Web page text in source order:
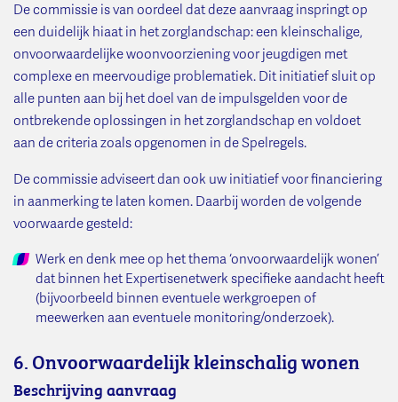
De commissie is van oordeel dat deze aanvraag inspringt op
een duidelijk hiaat in het zorglandschap: een kleinschalige,
onvoorwaardelijke woonvoorziening voor jeugdigen met
complexe en meervoudige problematiek. Dit initiatief sluit op
alle punten aan bij het doel van de impulsgelden voor de
ontbrekende oplossingen in het zorglandschap en voldoet
aan de criteria zoals opgenomen in de Spelregels.
De commissie adviseert dan ook uw initiatief voor financiering
in aanmerking te laten komen. Daarbij worden de volgende
voorwaarde gesteld:
Werk en denk mee op het thema ‘onvoorwaardelijk wonen’
dat binnen het Expertisenetwerk specifieke aandacht heeft
(bijvoorbeeld binnen eventuele werkgroepen of
meewerken aan eventuele monitoring/onderzoek).
6. Onvoorwaardelijk kleinschalig wonen
Beschrijving aanvraag